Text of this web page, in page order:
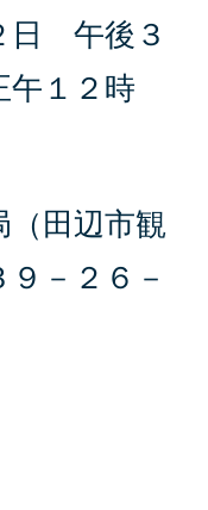
日 午後３
１２時
田辺市観
－２６－